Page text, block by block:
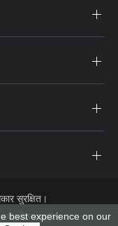
सुरक्षित।
लाइसेंस समझौता
best experience on our